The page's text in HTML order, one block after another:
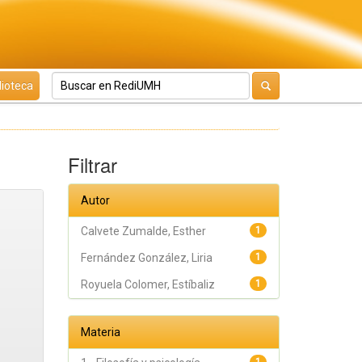
Filtrar
Autor
1
Calvete Zumalde, Esther
1
Fernández González, Liria
1
Royuela Colomer, Estíbaliz
Materia